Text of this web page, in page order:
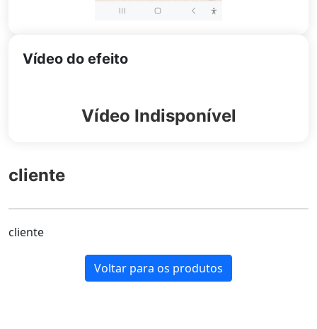
Vídeo do efeito
Vídeo Indisponível
cliente
cliente
Voltar para os produtos